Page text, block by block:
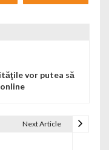
vor putea să
Next Article